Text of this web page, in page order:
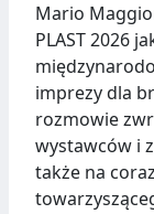
Mario
PLAST 2026
imprezy dla
rozmowie
wystawców i
także na